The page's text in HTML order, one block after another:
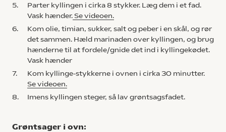
5.
Parter kyllingen i cirka 8 stykker. Læg dem i et fad.
Vask hænder. Se videoen.
6.
Kom olie, timian, sukker, salt og peber i en skål, og rør
det sammen. Hæld marinaden over kyllingen, og brug
hænderne til at fordele/gnide det ind i kyllingekødet.
Vask hænder
7.
Kom kyllinge-stykkerne i ovnen i cirka 30 minutter.
Se videoen.
8.
Imens kyllingen steger, så lav grøntsagsfadet.
Grøntsager i ovn: